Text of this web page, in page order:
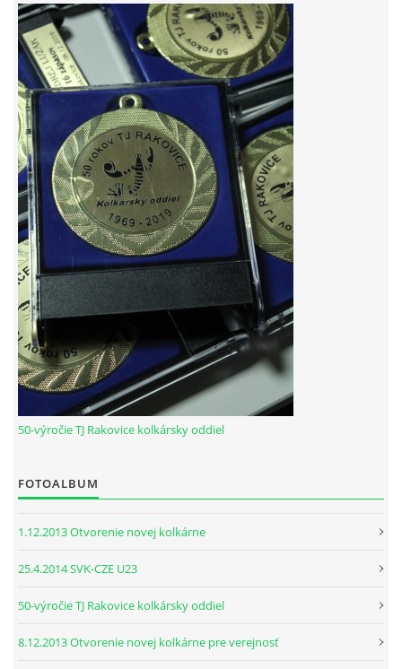
NOVOROČNÝ TURNAJ
POZVÁNKY
LETNÝ TURNAJ JEDNOTLIVCOV
HODOVÝ TURNAJ
VIDEÁ Z RAKOVÍC
GPS SÚRADNICE
REKORDY NA KOLKÁRNI TJ RAKOVICE
Telovýchovná jednota Rakovice
Rakovice 220
SK51 0900 0000 0002 8093 8342
© 2026 eStránky.sk
50-výročie TJ Rakovice kolkársky oddiel
FOTOALBUM
1.12.2013 Otvorenie novej kolkárne
25.4.2014 SVK-CZE U23
50-výročie TJ Rakovice kolkársky oddiel
8.12.2013 Otvorenie novej kolkárne pre verejnosť